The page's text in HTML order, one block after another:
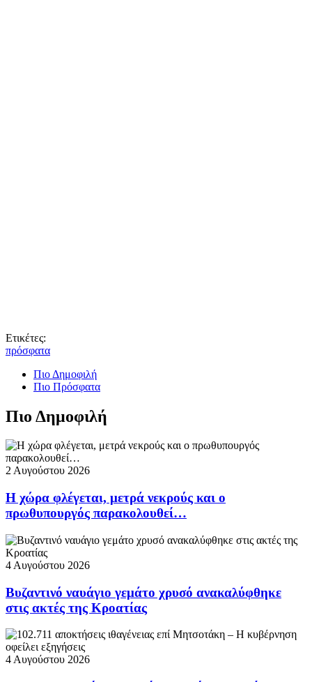
Ετικέτες:
πρόσφατα
Πιο Δημοφιλή
Πιο Πρόσφατα
Πιο Δημοφιλή
2 Αυγούστου 2026
Η χώρα φλέγεται, μετρά νεκρούς και ο
πρωθυπουργός παρακολουθεί…
4 Αυγούστου 2026
Βυζαντινό ναυάγιο γεμάτο χρυσό ανακαλύφθηκε
στις ακτές της Κροατίας
4 Αυγούστου 2026